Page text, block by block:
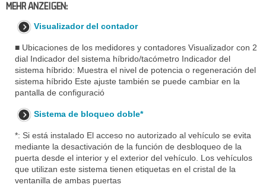
MEHR ANZEIGEN:
Visualizador del contador
■ Ubicaciones de los medidores y contadores Visualizador con 2
dial Indicador del sistema híbrido/tacómetro Indicador del
sistema híbrido: Muestra el nivel de potencia o regeneración del
sistema híbrido Este ajuste también se puede cambiar en la
pantalla de configuració
Sistema de bloqueo doble*
*: Si está instalado El acceso no autorizado al vehículo se evita
mediante la desactivación de la función de desbloqueo de la
puerta desde el interior y el exterior del vehículo. Los vehículos
que utilizan este sistema tienen etiquetas en el cristal de la
ventanilla de ambas puertas